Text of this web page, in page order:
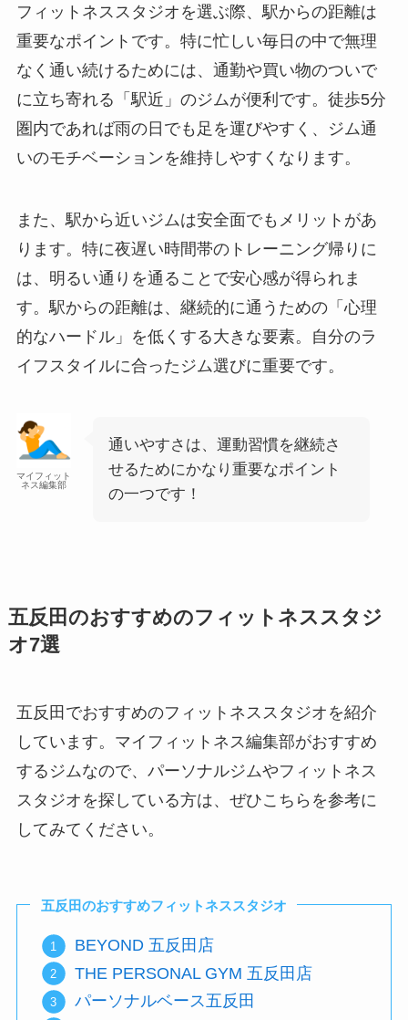
フィットネススタジオを選ぶ際、駅からの距離は
重要なポイントです。特に忙しい毎日の中で無理
なく通い続けるためには、通勤や買い物のついで
に立ち寄れる「駅近」のジムが便利です。徒歩5分
圏内であれば雨の日でも足を運びやすく、ジム通
いのモチベーションを維持しやすくなります。
また、駅から近いジムは安全面でもメリットがあ
ります。特に夜遅い時間帯のトレーニング帰りに
は、明るい通りを通ることで安心感が得られま
す。駅からの距離は、継続的に通うための「心理
的なハードル」を低くする大きな要素。自分のラ
イフスタイルに合ったジム選びに重要です。
マイフィット
ネス編集部
通いやすさは、運動習慣を継続さ
せるためにかなり重要なポイント
の一つです！
五反田のおすすめのフィットネススタジ
オ7選
五反田でおすすめのフィットネススタジオを紹介
しています。マイフィットネス編集部がおすすめ
するジムなので、パーソナルジムやフィットネス
スタジオを探している方は、ぜひこちらを参考に
してみてください。
五反田のおすすめフィットネススタジオ
BEYOND 五反田店
THE PERSONAL GYM 五反田店
パーソナルベース五反田